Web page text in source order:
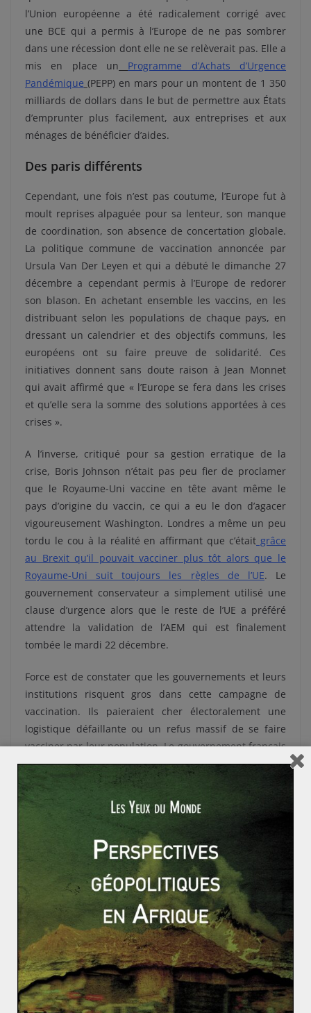
l’Union européenne a été radicalement corrigé avec
une BCE qui a permis à l’Europe de ne pas sombrer
dans une récession dont elle ne se relèverait pas. Elle a
mis en place un
Programme d’Achats d’Urgence
Pandémique (PEPP) en mars pour un montent de 1 350
milliards de dollars dans le but de permettre aux États
d’emprunter plus facilement, aux entreprises et aux
ménages de bénéficier d’aides.
Des paris différents
Cependant, une fois n’est pas coutume, l’Europe fut à
moult reprises alpaguée pour sa lenteur, son manque
de coordination, son absence de concertation globale.
La politique commune de vaccination annoncée par
Ursula Van Der Leyen et qui a débuté le dimanche 27
décembre a cependant permis à l’Europe de redorer
son blason. En achetant ensemble les vaccins, en les
distribuant selon les populations de chaque pays, en
dressant un calendrier et des objectifs communs, les
européens ont su faire preuve de solidarité. Ces
initiatives donnent sans doute raison à Jean Monnet
qui avait affirmé que « l’Europe se fera dans les crises
et qu’elle sera la somme des solutions apportées à ces
crises ».
A l’inverse, critiqué pour sa gestion erratique de la
crise, Boris Johnson n’était pas peu fier de proclamer
que le Royaume-Uni vaccine en tête avant même le
pays d’origine du vaccin, ce qui a eu le don d’agacer
vigoureusement Washington. Londres a même un peu
tordu le cou à la réalité en affirmant que c’était grâce
au Brexit qu’il pouvait vacciner plus tôt alors que le
Royaume-Uni suit toujours les règles de l’UE. Le
gouvernement conservateur a simplement utilisé une
clause d’urgence alors que le reste de l’UE a préféré
attendre la validation de l’AEM qui est finalement
tombée le mardi 22 décembre.
Force est de constater que les gouvernements et leurs
institutions risquent gros dans cette campagne de
vaccination. Ils paieraient cher électoralement une
logistique défaillante ou un refus massif de se faire
vacciner par leur population. Le gouvernement français
est par exemple sous le feu des critiques en raison de
la lenteur du processus. En effet, alors que des millions
de doses sont en stocks, seuls quelques centaines de
Français sont a à ce jour vaccinés contre le virus. Il y a
aussi un enjeu planétaire dans ce que l’on pourrait
appeler un nationalisme des vaccins. Celui-ci, clé de
sortie de la crise sanitaire, n’échappe pas aux logiques
géopolitiques classiques.
La Chine, qui a réécrit l’histoire de cette pandémie pour
faire oublier les mensonges initiaux et vanter une
épopée triomphale à la gloire de son dirigeant Xi
Jinping, déploie une diplomatie du vaccin très active.
Pékin propose son vaccin CoronaVac (10 euros/dose) –
plus classique puisqu’il injecte des souches du virus